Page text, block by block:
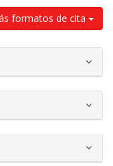
formatos de cita